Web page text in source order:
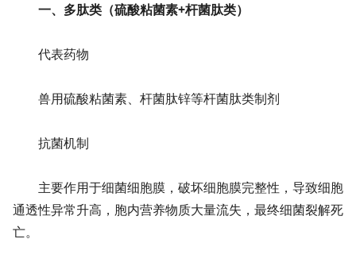
一、多肽类（硫酸粘菌素+杆菌肽类）
代表药物
兽用硫酸粘菌素、杆菌肽锌等杆菌肽类制剂
抗菌机制
主要作用于细菌细胞膜，破坏细胞膜完整性，导致细胞
通透性异常升高，胞内营养物质大量流失，最终细菌裂解死
亡。